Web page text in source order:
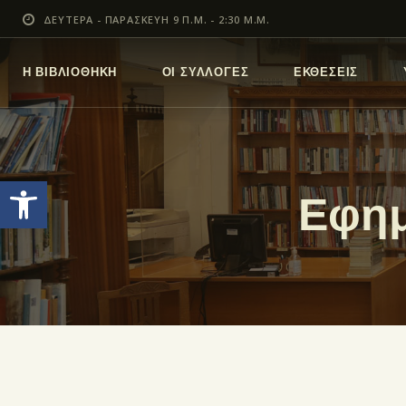
Ανοίξτε τη γραμμή εργαλείων
ΔΕΥΤΕΡΑ - ΠΑΡΑΣΚΕΥΗ 9 Π.Μ. - 2:30 Μ.Μ.
Η ΒΙΒΛΙΟΘΗΚΗ ΟΙ ΣΥΛΛΟΓΕΣ ΕΚΘΕΣΕΙΣ